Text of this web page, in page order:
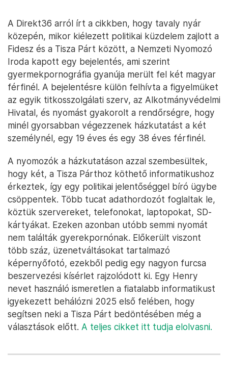
A Direkt36 arról írt a cikkben, hogy tavaly nyár
közepén, mikor kiélezett politikai küzdelem zajlott a
Fidesz és a Tisza Párt között, a Nemzeti Nyomozó
Iroda kapott egy bejelentés, ami szerint
gyermekpornográfia gyanúja merült fel két magyar
férfinél. A bejelentésre külön felhívta a figyelmüket
az egyik titkosszolgálati szerv, az Alkotmányvédelmi
Hivatal, és nyomást gyakorolt a rendőrségre, hogy
minél gyorsabban végezzenek házkutatást a két
személynél, egy 19 éves és egy 38 éves férfinél.
A nyomozók a házkutatáson azzal szembesültek,
hogy két, a Tisza Párthoz köthető informatikushoz
érkeztek, így egy politikai jelentőséggel bíró ügybe
csöppentek. Több tucat adathordozót foglaltak le,
köztük szervereket, telefonokat, laptopokat, SD-
kártyákat. Ezeken azonban utóbb semmi nyomát
nem találták gyerekpornónak. Előkerült viszont
több száz, üzenetváltásokat tartalmazó
képernyőfotó, ezekből pedig egy nagyon furcsa
beszervezési kísérlet rajzolódott ki. Egy Henry
nevet használó ismeretlen a fiatalabb informatikust
igyekezett behálózni 2025 első felében, hogy
segítsen neki a Tisza Párt bedöntésében még a
választások előtt. A teljes cikket itt tudja elolvasni.